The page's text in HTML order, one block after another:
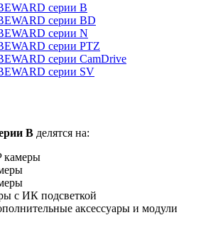
серии B
серии BD
серии N
серии PTZ
серии CamDrive
серии SV
B делятся на:
камеры
с ИК подсветкой
аксессуары и модули